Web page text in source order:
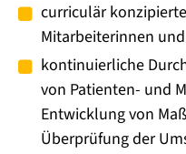
curriculär
Mitarbeiterinnen
kontinuierliche
von Patienten- und
Entwicklung von
Überprüfung der